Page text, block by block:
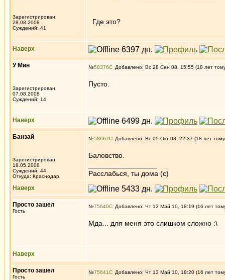
Зарегистрирован:
28.08.2008
Суждений: 41
Где это?
Наверх
У Мин
Зарегистрирован:
07.08.2008
Суждений: 14
№58376 Добавлено: Вс 28 Сен 08, 15:55 (18 лет
Пусто.
Наверх
Банзай
Зарегистрирован:
18.05.2008
Суждений: 44
Откуда: Краснодар.
№58667 Добавлено: Вс 05 Окт 08, 22:37 (18 лет
Баловство.
Расслабься, ты дома (с)
Наверх
Просто зашел
Гость
№75640 Добавлено: Чт 13 Май 10, 18:19 (16 лет
Мда... для меня это слишком сложно :\
Наверх
Просто зашел
Гость
№75641 Добавлено: Чт 13 Май 10, 18:20 (16 лет